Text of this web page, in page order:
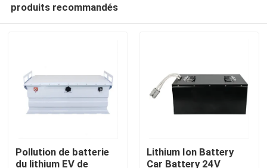
produits recommandés
Pollution de batterie
du lithium EV de
Lithium Ion Battery
Car Battery 24V